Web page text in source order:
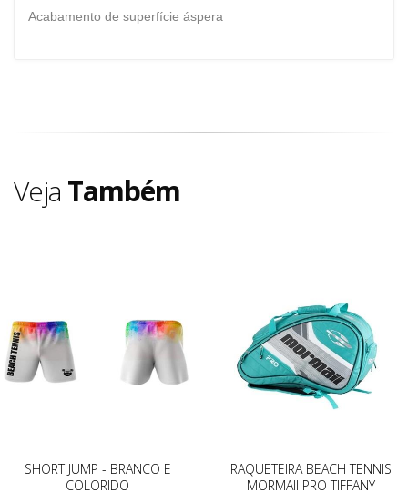
Acabamento de superfície áspera
Veja Também
SHORT JUMP - BRANCO E
COLORIDO
RAQUETEIRA BEACH TENNIS
MORMAII PRO TIFFANY